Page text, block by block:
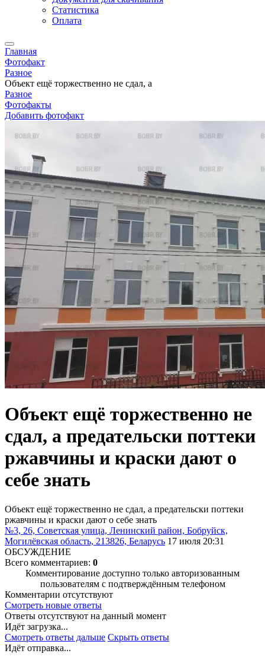
Статистика
Оплата
Главная
Фотофакт
Разное
Объект ещё торжественно не сдал, а
Разное
Фотофакты
Добавить фотофакт
Объект ещё торжественно не
сдал, а предательски поттеки
ржавчины и краски дают о
себе знать
Объект ещё торжественно не сдал, а предательски поттеки
ржавчины и краски дают о себе знать
№3, 26, Советская улица, Ленинский район, Бобруйск,
Могилёвская область, 213826, Беларусь 17 июля 20:31
ОБСУЖДЕНИЕ
Всего комментариев: 0
Комментирование доступно только авторизованным
пользователям с подтверждённым телефоном
Комментарии отсутствуют
Смотреть новые ответы
Ответы отсутствуют на данный момент
Идёт загрузка...
Смотреть ответы дальше Скрыть ответы
Идёт отправка...